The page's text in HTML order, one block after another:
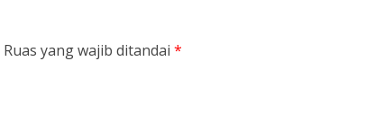
Ruas yang wajib ditandai *